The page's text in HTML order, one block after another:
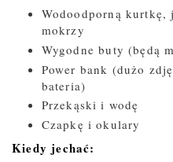
Wodoodporną
mokrzy
Wygodne buty (będą
Power bank (dużo
bateria)
Przekąski i wodę
Czapkę i okulary
Kiedy jechać: